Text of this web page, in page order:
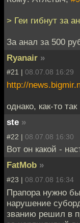
> Геи гибнут за
За анал за 500
Ryanair »
#21 | 08.07.08 16:29
http://
однако, как-то так
ste »
#22 | 08.07.08 16:30
Вот он какой -
FatMob »
#23 | 08.07.08 16:34
Прапора нужно
нарушение
званию решил в